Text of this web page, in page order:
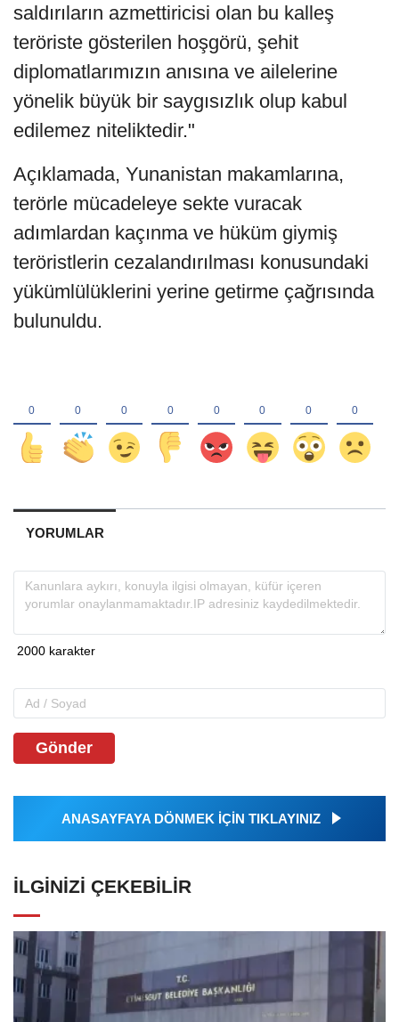
saldırıların azmettiricisi olan bu kalleş
teröriste gösterilen hoşgörü, şehit
diplomatlarımızın anısına ve ailelerine
yönelik büyük bir saygısızlık olup kabul
edilemez niteliktedir."
Açıklamada, Yunanistan makamlarına,
terörle mücadeleye sekte vuracak
adımlardan kaçınma ve hüküm giymiş
teröristlerin cezalandırılması konusundaki
yükümlülüklerini yerine getirme çağrısında
bulunuldu.
YORUMLAR
Gönder
ANASAYFAYA DÖNMEK İÇİN TIKLAYINIZ
İLGINIZI ÇEKEBILIR